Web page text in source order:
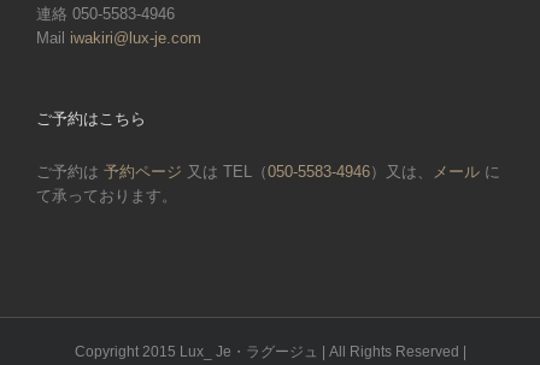
連絡 050-5583-4946
Mail iwakiri@lux-je.com
ご予約はこちら
ご予約は 予約ページ 又は TEL（050-5583-4946）又は、 メール に
て承っております。
Copyright 2015 Lux_ Je・ラグージュ | All Rights Reserved |